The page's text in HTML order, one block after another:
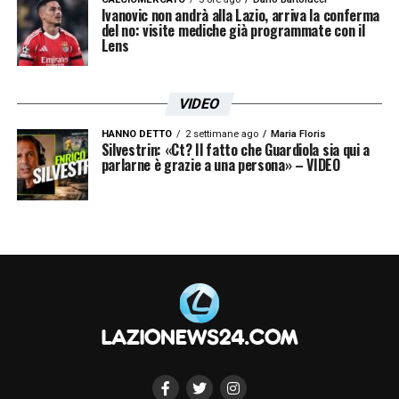
studiata da Baroni»
LA PLAYLIST DELLE NOSTRE TOP NEWS
Ivanovic non andrà alla Lazio, arriva la conferma
del no: visite mediche già programmate con il
Lens
VIDEO
HANNO DETTO 2 settimane ago Maria Floris
Silvestrin: «Ct? Il fatto che Guardiola sia qui a
parlarne è grazie a una persona» – VIDEO